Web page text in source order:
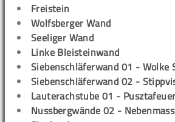
Freistein
Wolfsberger Wand
Seeliger Wand
Linke Bleisteinwand
Siebenschläferwand 01 - Wolke
Siebenschläferwand 02 -
Lauterachstube 01 - Pusztafeuer
Nussbergwände 02 -